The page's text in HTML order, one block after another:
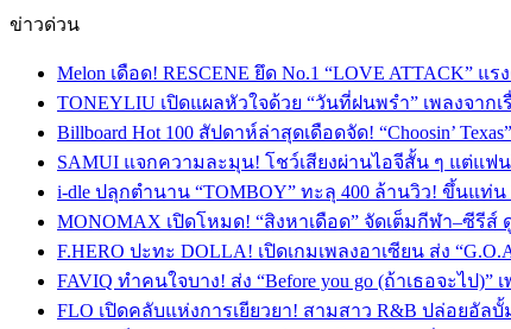
ข่าวด่วน
Melon เดือด! RESCENE ยึด No.1 “LOVE ATTACK” แ
TONEYLIU เปิดแผลหัวใจด้วย “วันที่ฝนพรำ” เพลงจา
Billboard Hot 100 สัปดาห์ล่าสุดเดือดจัด! “Choosin’
SAMUI แจกความละมุน! โชว์เสียงผ่านไอจีสั้น ๆ แต่แฟ
i-dle ปลุกตำนาน “TOMBOY” ทะลุ 400 ล้านวิว! ขึ้นแท่
MONOMAX เปิดโหมด! “สิงหาเดือด” จัดเต็มกีฬา–ซีรี
F.HERO ปะทะ DOLLA! เปิดเกมเพลงอาเซียน ส่ง
FAVIQ ทำคนใจบาง! ส่ง “Before you go (ถ้าเธอจะไป
FLO เปิดคลับแห่งการเยียวยา! สามสาว R&B ปล่อยอัล